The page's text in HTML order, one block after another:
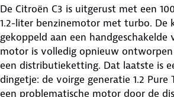
De Citroën C3 is uitgerust met een
1.2-liter benzinemotor met turbo. De
gekoppeld aan een handgeschakelde
motor is volledig opnieuw
een distributieketting. Dat laatste is
dingetje: de voirge generatie 1.2 Pure
een problematische motor door de